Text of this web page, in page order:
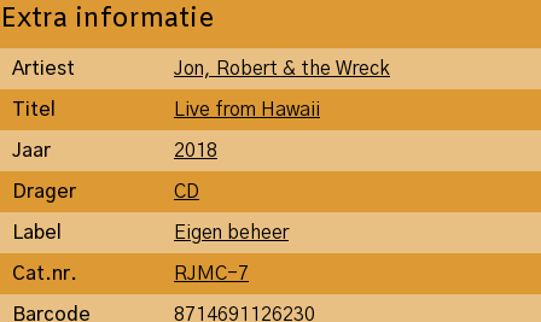
Extra informatie
Artiest Jon, Robert & the Wreck
Titel Live from Hawaii
Jaar 2018
Drager CD
Label Eigen beheer
Cat.nr. RJMC-7
Barcode 8714691126230